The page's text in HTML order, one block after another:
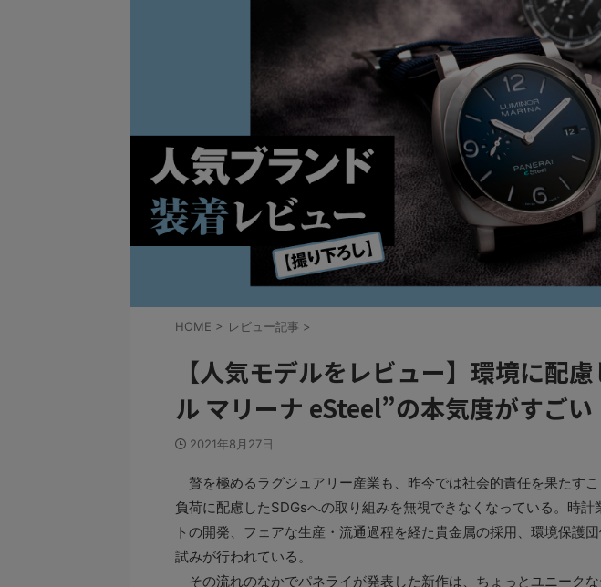
HOME > レビュー記事 >
【人気モデルをレビュー】環境に配
ル マリーナ eSteel”の本気度がすごい
2021年8月27日
贅を極めるラグジュアリー産業も、昨今では社会的責任を果たす
負荷に配慮したSDGsへの取り組みを無視できなくなっている。時計
トの開発、フェアな生産・流通過程を経た貴金属の採用、環境保護
試みが行われている。
その流れのなかでパネライが発表した新作は、ちょっとユニーク